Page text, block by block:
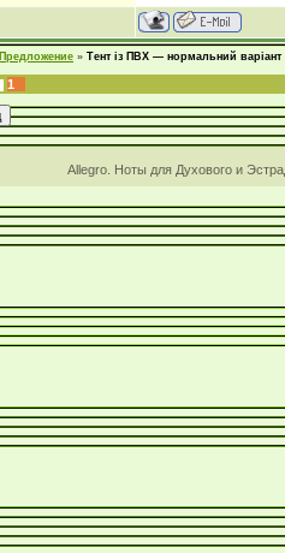
Предложение » Тент із ПВХ — нормальний
1
Allegro. Ноты для Духового и